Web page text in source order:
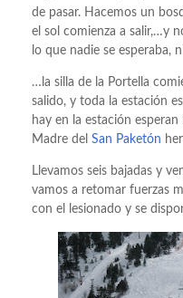
de pasar. Hacemos un
el sol comienza a salir,…y
lo que nadie se esperaba,
…la silla de la Portella
salido, y toda la estación
hay en la estación
Madre del San Paketón
Llevamos seis bajadas y
vamos a retomar fuerzas
con el lesionado y se